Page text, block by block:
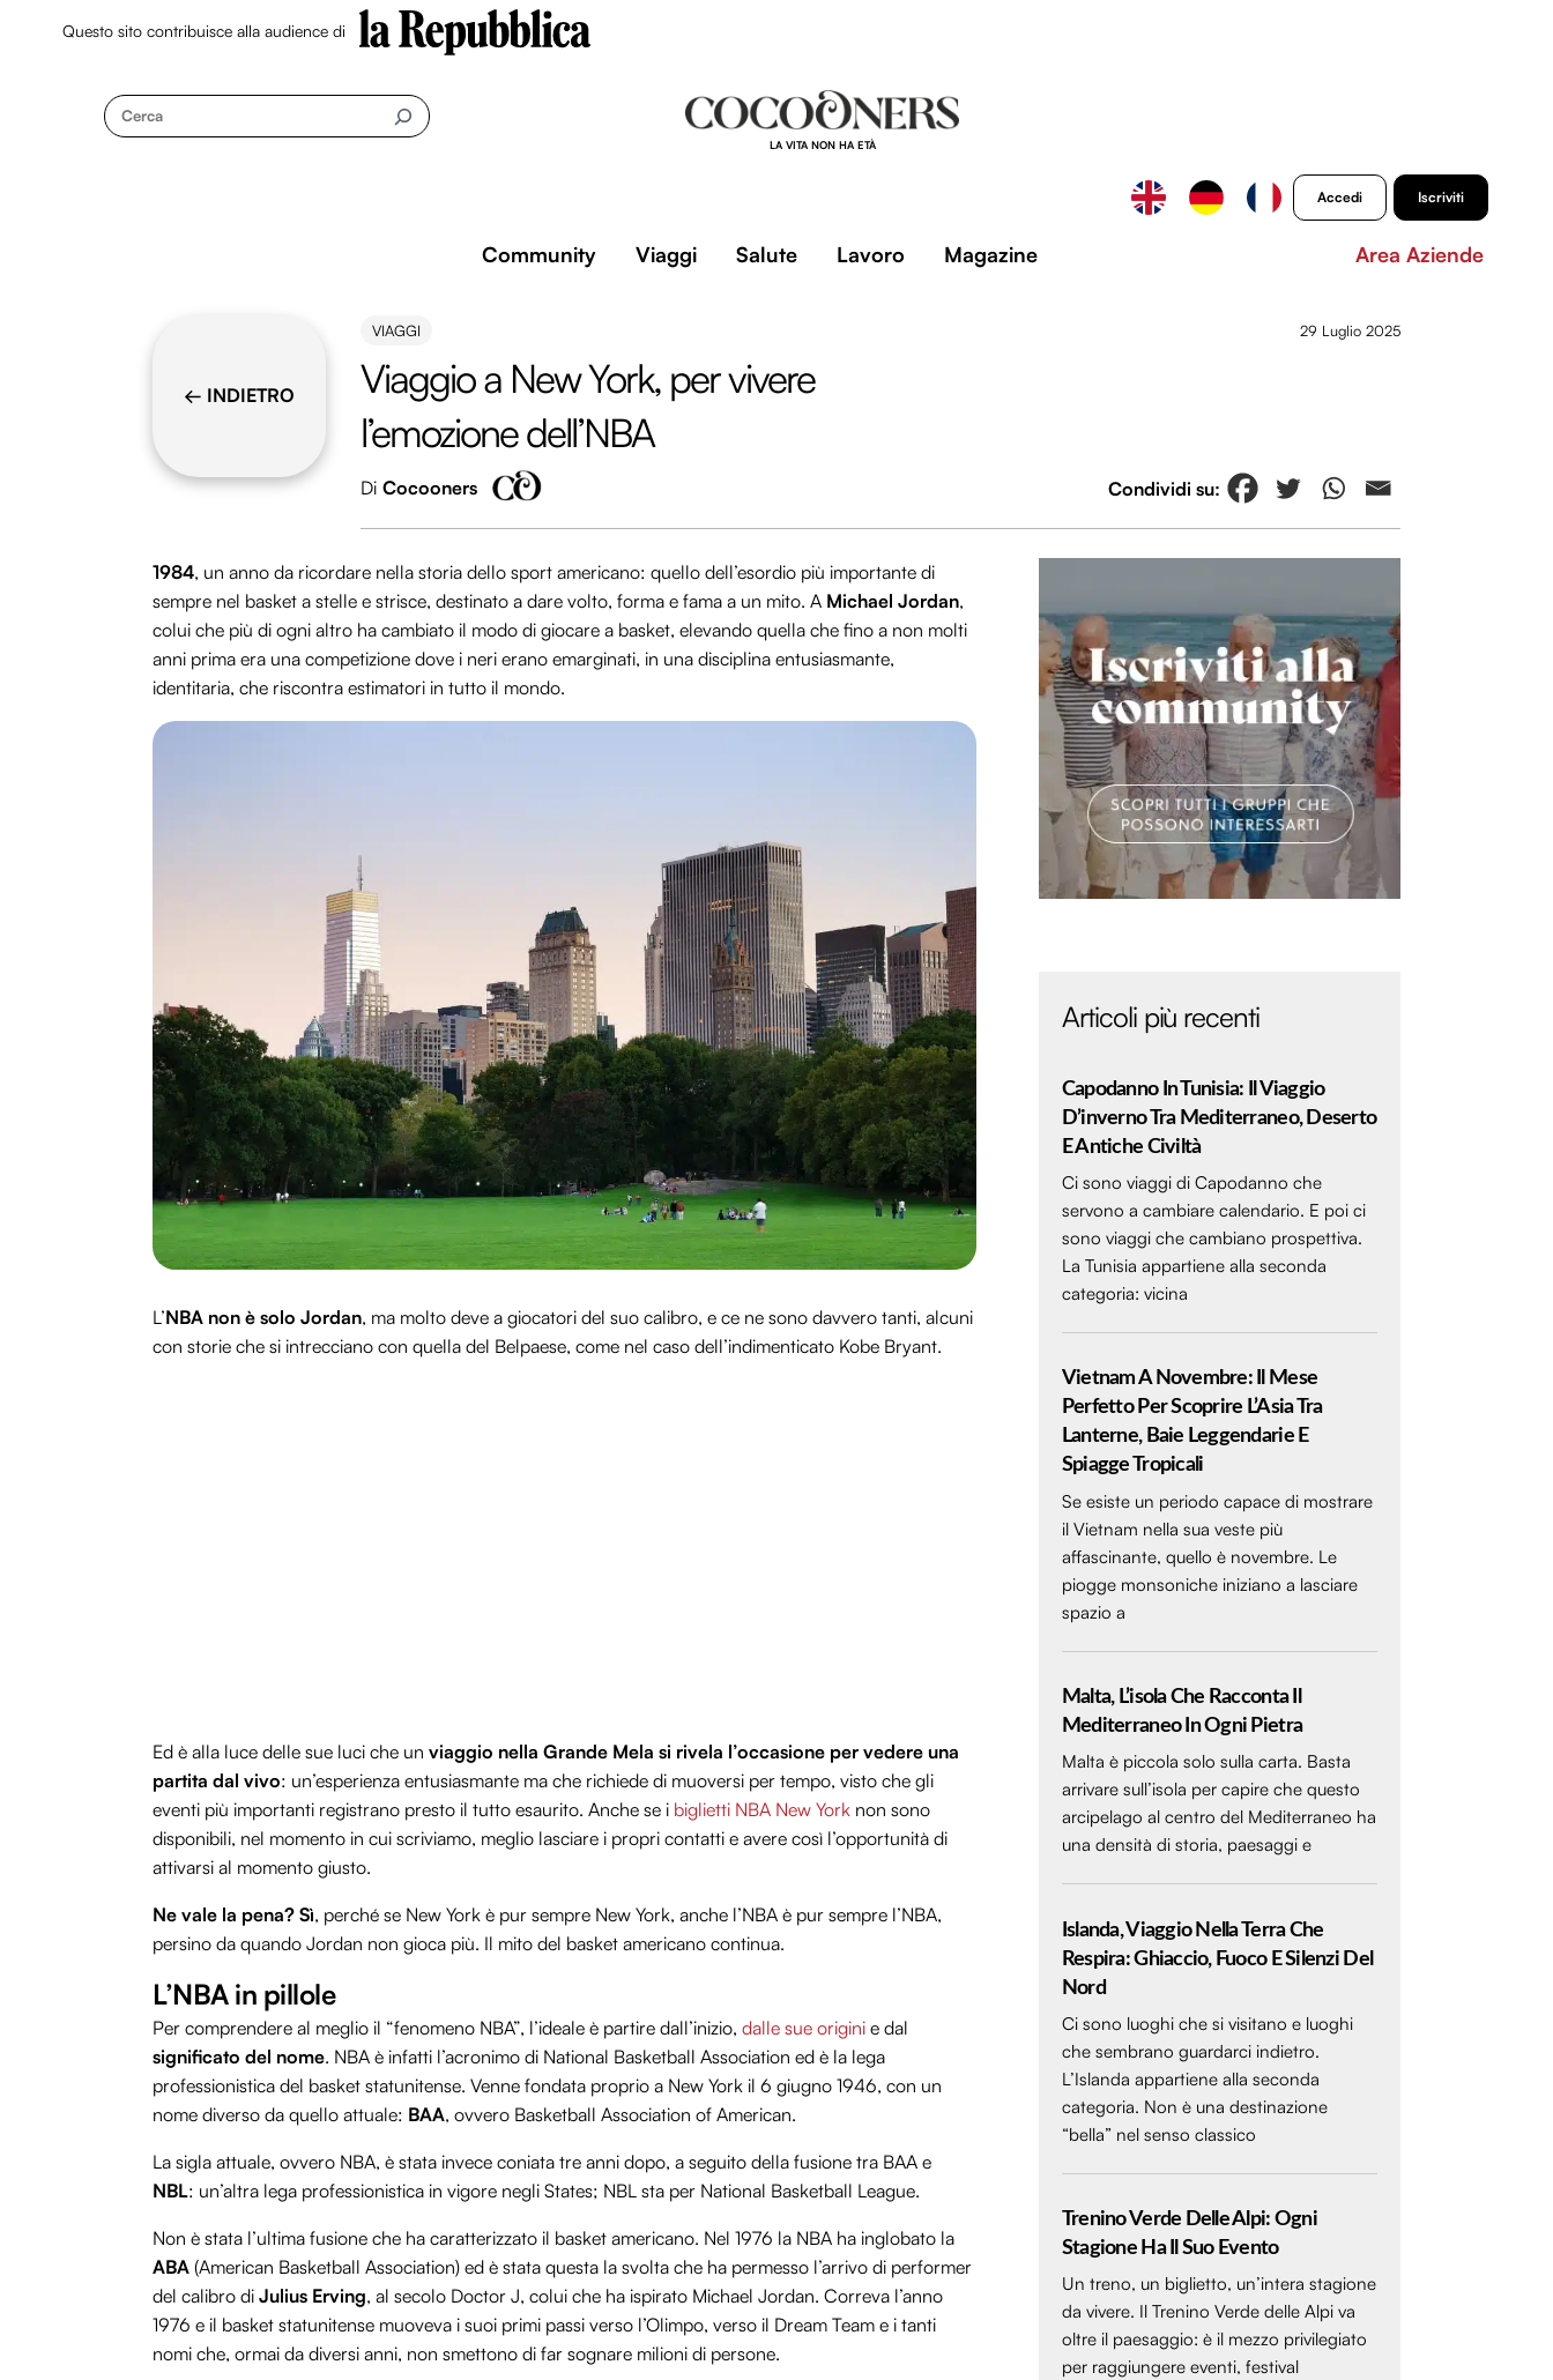
Questo sito contribuisce alla audience di
Cerca
LA VITA NON HA ETÀ
Accedi Iscriviti
Community Viaggi Salute Lavoro Magazine Area Aziende
← INDIETRO
VIAGGI 29 Luglio 2025
Viaggio a New York, per vivere
l’emozione dell’NBA
Di Cocooners
1984, un anno da ricordare nella storia dello sport americano: quello dell’esordio più importante di
sempre nel basket a stelle e strisce, destinato a dare volto, forma e fama a un mito. A Michael Jordan,
colui che più di ogni altro ha cambiato il modo di giocare a basket, elevando quella che fino a non molti
anni prima era una competizione dove i neri erano emarginati, in una disciplina entusiasmante,
identitaria, che riscontra estimatori in tutto il mondo.
L’NBA non è solo Jordan, ma molto deve a giocatori del suo calibro, e ce ne sono davvero tanti, alcuni
con storie che si intrecciano con quella del Belpaese, come nel caso dell’indimenticato Kobe Bryant.
Ed è alla luce delle sue luci che un viaggio nella Grande Mela si rivela l’occasione per vedere una
partita dal vivo: un’esperienza entusiasmante ma che richiede di muoversi per tempo, visto che gli
eventi più importanti registrano presto il tutto esaurito. Anche se i biglietti NBA New York non sono
disponibili, nel momento in cui scriviamo, meglio lasciare i propri contatti e avere così l’opportunità di
attivarsi al momento giusto.
Ne vale la pena? Sì, perché se New York è pur sempre New York, anche l’NBA è pur sempre l’NBA,
persino da quando Jordan non gioca più. Il mito del basket americano continua.
L’NBA in pillole
Per comprendere al meglio il “fenomeno NBA”, l’ideale è partire dall’inizio, dalle sue origini e dal
significato del nome. NBA è infatti l’acronimo di National Basketball Association ed è la lega
professionistica del basket statunitense. Venne fondata proprio a New York il 6 giugno 1946, con un
nome diverso da quello attuale: BAA, ovvero Basketball Association of American.
La sigla attuale, ovvero NBA, è stata invece coniata tre anni dopo, a seguito della fusione tra BAA e
NBL: un’altra lega professionistica in vigore negli States; NBL sta per National Basketball League.
Non è stata l’ultima fusione che ha caratterizzato il basket americano. Nel 1976 la NBA ha inglobato la
ABA (American Basketball Association) ed è stata questa la svolta che ha permesso l’arrivo di performer
del calibro di Julius Erving, al secolo Doctor J, colui che ha ispirato Michael Jordan. Correva l’anno
1976 e il basket statunitense muoveva i suoi primi passi verso l’Olimpo, verso il Dream Team e i tanti
nomi che, ormai da diversi anni, non smettono di far sognare milioni di persone.
Articoli più recenti
Capodanno In Tunisia: Il Viaggio
D’inverno Tra Mediterraneo, Deserto
E Antiche Civiltà
Ci sono viaggi di Capodanno che
servono a cambiare calendario. E poi ci
sono viaggi che cambiano prospettiva.
La Tunisia appartiene alla seconda
categoria: vicina
Vietnam A Novembre: Il Mese
Perfetto Per Scoprire L’Asia Tra
Lanterne, Baie Leggendarie E
Spiagge Tropicali
Se esiste un periodo capace di mostrare
il Vietnam nella sua veste più
affascinante, quello è novembre. Le
piogge monsoniche iniziano a lasciare
spazio a
Malta, L’isola Che Racconta Il
Mediterraneo In Ogni Pietra
Malta è piccola solo sulla carta. Basta
arrivare sull’isola per capire che questo
arcipelago al centro del Mediterraneo ha
una densità di storia, paesaggi e
Islanda, Viaggio Nella Terra Che
Respira: Ghiaccio, Fuoco E Silenzi Del
Nord
Ci sono luoghi che si visitano e luoghi
che sembrano guardarci indietro.
L’Islanda appartiene alla seconda
categoria. Non è una destinazione
“bella” nel senso classico
Trenino Verde Delle Alpi: Ogni
Stagione Ha Il Suo Evento
Un treno, un biglietto, un’intera stagione
da vivere. Il Trenino Verde delle Alpi va
oltre il paesaggio: è il mezzo privilegiato
per raggiungere eventi, festival